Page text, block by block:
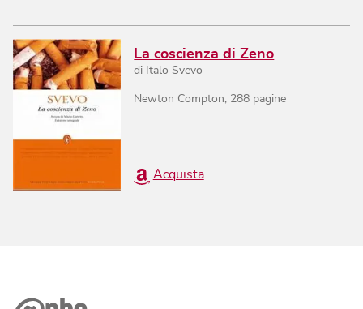
La coscienza di Zeno
di Italo Svevo
Newton Compton, 288 pagine
Acquista